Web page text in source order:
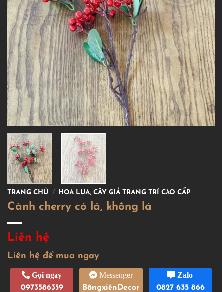
TRANG CHỦ / HOA LỤA, CÂY GIẢ TRANG TRÍ CAO CẤP
Cành cherry có lá, không lá
Liên hệ
Liên hệ để mua ngay
Gọi ngay
0973586359
Messenger
BôngxiênDecor
Zalo
0827 635 866